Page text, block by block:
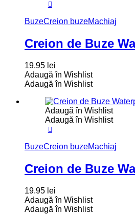
BuzeCreion buzeMachiaj
Creion de Buze
19.95 lei
Adaugă în Wishlist
Adaugă în Wishlist
Adaugă în Wishlist
Adaugă în Wishlist
BuzeCreion buzeMachiaj
Creion de Buze
19.95 lei
Adaugă în Wishlist
Adaugă în Wishlist